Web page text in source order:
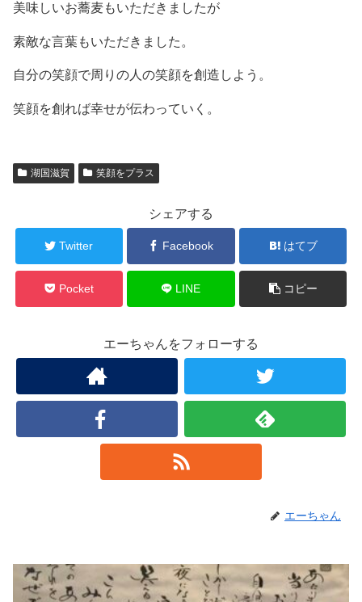
美味しいお蕎麦もいただきましたが
素敵な言葉もいただきました。
自分の笑顔で周りの人の笑顔を創造しよう。
笑顔を創れば幸せが伝わっていく。
湖国滋賀 笑顔をプラス
シェアする
Twitter Facebook はてブ
Pocket LINE コピー
エーちゃんをフォローする
エーちゃん